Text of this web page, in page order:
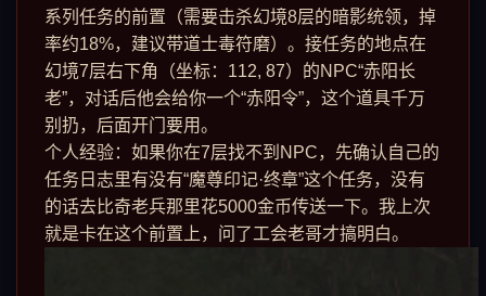
系列任务的前置（需要击杀幻境8层的暗影统领，掉
率约18%，建议带道士毒符磨）。接任务的地点在
幻境7层右下角（坐标：112, 87）的NPC“赤阳长
老”，对话后他会给你一个“赤阳令”，这个道具千万
别扔，后面开门要用。
个人经验：如果你在7层找不到NPC，先确认自己的
任务日志里有没有“魔尊印记·终章”这个任务，没有
的话去比奇老兵那里花5000金币传送一下。我上次
就是卡在这个前置上，问了工会老哥才搞明白。